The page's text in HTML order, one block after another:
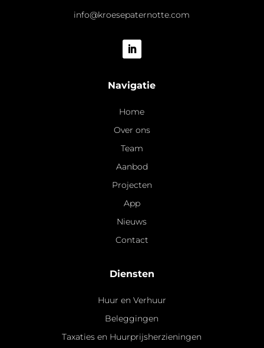
info@kroesepaternotte.com
Navigatie
Home
Over ons
Team
Aanbod
Projecten
App
Nieuws
Contact
Diensten
Huur en Verhuur
Beleggingen
Taxaties en Huurprijsherzieningen